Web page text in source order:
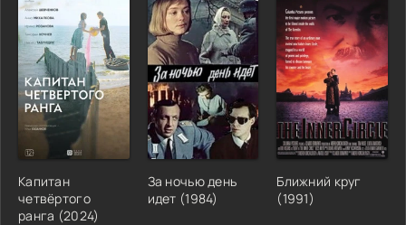
Капитан
четвёртого
ранга (2024)
За ночью день
идет (1984)
Ближний круг
(1991)